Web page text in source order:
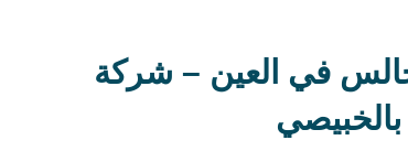
في العين – شركة